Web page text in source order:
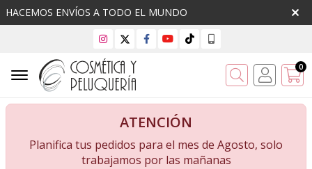
HACEMOS ENVÍOS A TODO EL MUNDO
Buscar 0
ATENCIÓN
Planifica tus pedidos para el mes de Agosto, solo
trabajamos por las mañanas